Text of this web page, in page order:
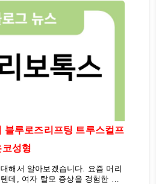
고기
기행에서는
블루로즈리프팅 트루스컬프
성형
데, 여자 탈모 증상을 경험한 후